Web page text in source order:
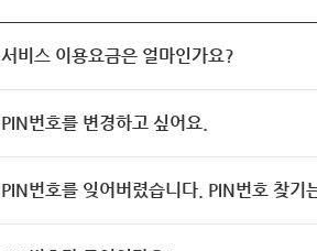
서비스 이용요금은 얼마인가요?
PIN번호를 변경하고 싶어요.
PIN번호를 잊어버렸습니다. PIN번호 찾기